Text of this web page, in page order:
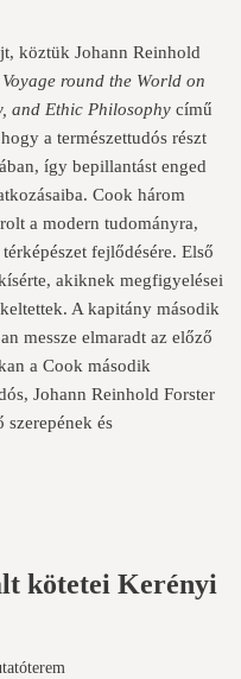
köztük Johann Reinhold
round the World on
and Ethic Philosophy című
a természettudós részt
így bepillantást enged
Cook három
a modern tudományra,
fejlődésére. Első
akiknek megfigyelései
A kapitány második
messze elmaradt az előző
a Cook második
Johann Reinhold Forster
és
kötetei Kerényi